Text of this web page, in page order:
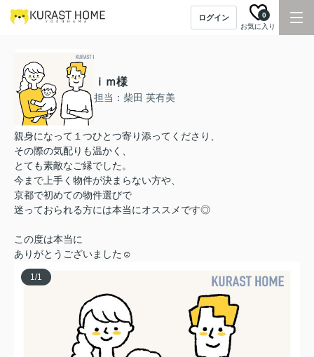
ログイン
お気に入り
0
ｉｍ様
担当：柴田 芙有美
親身になって１つひとつ寄り添ってくださり、
その際の気配りも温かく、
とても素敵なご縁でした。
今まで上手く物件が決まらない方や、
京都で初めての物件選びで
迷っておられる方には本当にオススメです◎
この度は本当に
ありがとうございました☺︎
1/1